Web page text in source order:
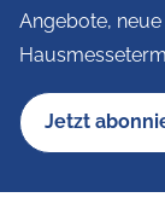
Angebote,
Jetzt